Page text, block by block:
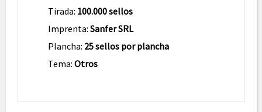
Tirada: 100.000 sellos
Imprenta: Sanfer SRL
Plancha: 25 sellos por plancha
Tema: Otros